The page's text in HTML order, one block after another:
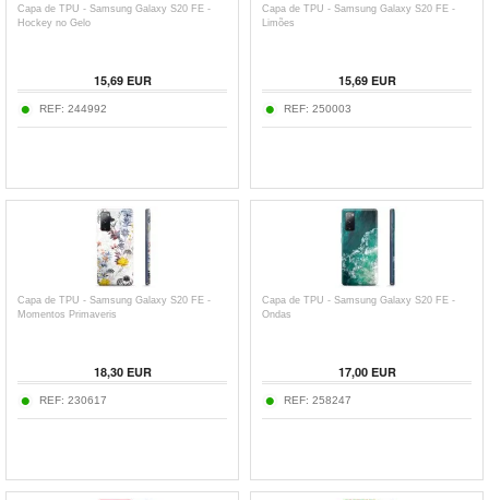
Capa de TPU - Samsung Galaxy S20 FE -
Hockey no Gelo
15,69EUR
REF: 244992
Capa de TPU - Samsung Galaxy S20 FE -
Limões
15,69EUR
REF: 250003
Capa de TPU - Samsung Galaxy S20 FE -
Momentos Primaveris
18,30EUR
REF: 230617
Capa de TPU - Samsung Galaxy S20 FE -
Ondas
17,00EUR
REF: 258247